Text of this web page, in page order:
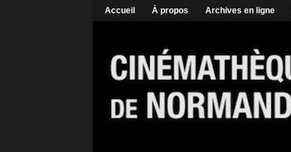
Accueil À propos Archives en ligne